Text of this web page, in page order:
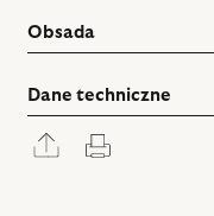
Obsada
Dane techniczne
Rozwiń
panel